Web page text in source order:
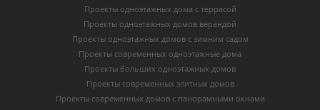
Проекты одноэтажных дома с террасой
Проекты одноэтажных домов верандой
Проекты одноэтажных домов с зимним садом
Проекты современных одноэтажные дома
Проекты больших одноэтажных домов
Проекты современных элитных домов
Проекты современных домов с панорамными окнами